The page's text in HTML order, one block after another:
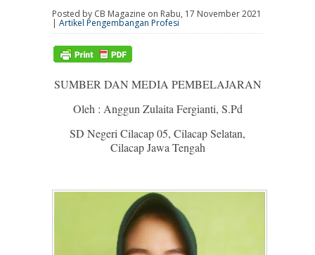
Posted by CB Magazine on Rabu, 17 November 2021
| Artikel Pengembangan Profesi
SUMBER DAN MEDIA PEMBELAJARAN
Oleh : Anggun Zulaita Fergianti, S.Pd
SD Negeri Cilacap 05, Cilacap Selatan,
Cilacap Jawa Tengah